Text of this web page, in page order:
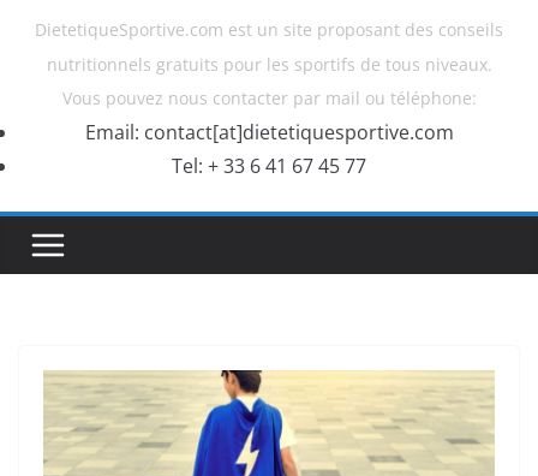
DietetiqueSportive.com est un site proposant des conseils
nutritionnels gratuits pour les sportifs de tous niveaux.
Vous pouvez nous contacter par mail ou téléphone:
Email: contact[at]dietetiquesportive.com
Tel: + 33 6 41 67 45 77